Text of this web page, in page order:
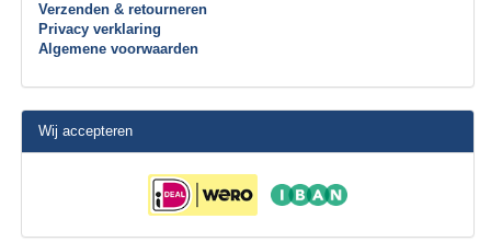
Verzenden & retourneren
Privacy verklaring
Algemene voorwaarden
Wij accepteren